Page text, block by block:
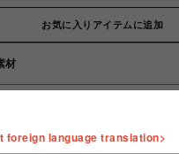
お気に入りアイテムに追加
材
foreign language translation>